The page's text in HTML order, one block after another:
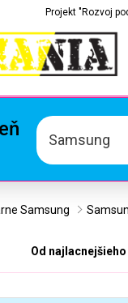
Projekt "Rozvoj
Samsung
Samsung
Od najlacnejšieho